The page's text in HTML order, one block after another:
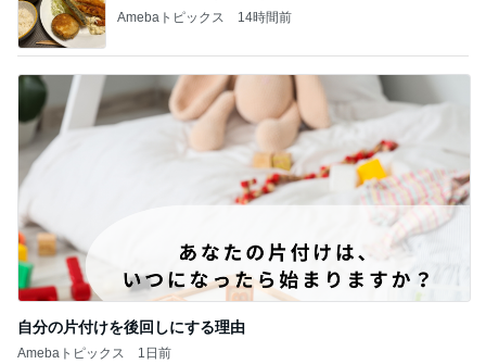
自分の片付けを後回しにする理由
Amebaトピックス
記事を読む